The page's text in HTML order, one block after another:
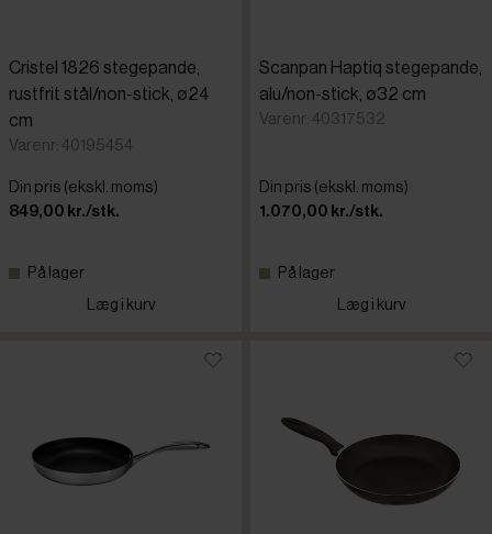
Cristel 1826 stegepande,
rustfrit stål/non-stick, ø24
cm
Varenr: 40195454
Din pris (ekskl. moms)
849,00 kr./stk.
På lager
Læg i kurv
Scanpan Haptiq stegepande,
alu/non-stick, ø32 cm
Varenr: 40317532
Din pris (ekskl. moms)
1.070,00 kr./stk.
På lager
Læg i kurv